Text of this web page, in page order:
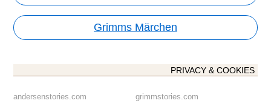
Grimms Märchen
PRIVACY & COOKIES
andersenstories.com
grimmstories.com